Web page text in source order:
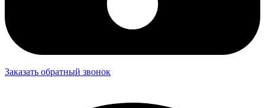
Заказать обратный звонок